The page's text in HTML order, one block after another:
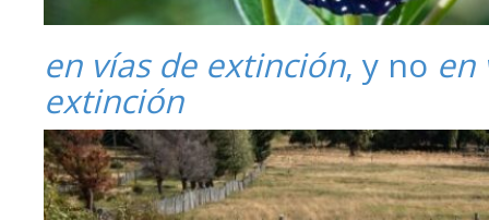
en vías de extinción, y no en
extinción